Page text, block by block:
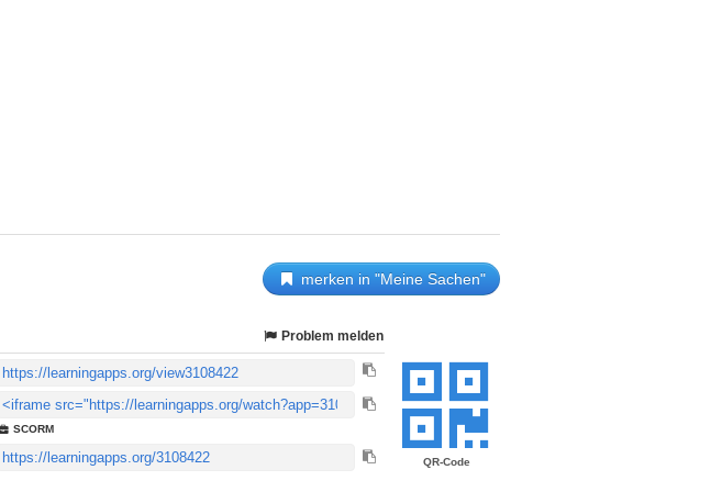
merken in "Meine Sachen"
QR-Code
Problem melden
SCORM